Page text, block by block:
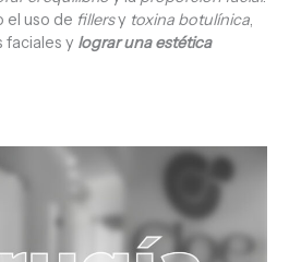
el uso de fillersy toxina botulínica,
faciales y lograr una estética